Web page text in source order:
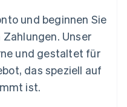
und beginnen Sie
Unser
und gestaltet für
das speziell auf
ist.